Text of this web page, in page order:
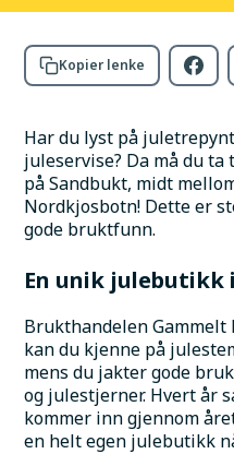
Kopier lenke
Har du lyst på
juleservise? Da må du
på Sandbukt, midt
Nordkjosbotn! Dette er
gode bruktfunn.
En unik julebutikk
Brukthandelen Gammelt
kan du kjenne på
mens du jakter gode
og julestjerner. Hvert år
kommer inn gjennom
en helt egen julebutikk